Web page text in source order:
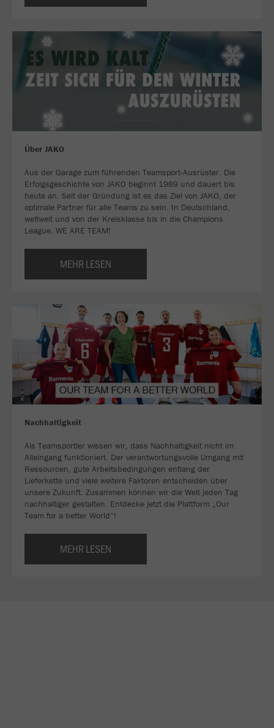
Über JAKO
Aus der Garage zum führenden Teamsport-Ausrüster. Die
Erfolgsgeschichte von JAKO beginnt 1989 und dauert bis
heute an. Seit der Gründung ist es das Ziel von JAKO, der
optimale Partner für alle Teams zu sein. In Deutschland,
weltweit und von der Kreisklasse bis in die Champions
League. WE ARE TEAM!
MEHR LESEN
Nachhaltigkeit
Als Teamsportler wissen wir, dass Nachhaltigkeit nicht im
Alleingang funktioniert. Der verantwortungsvolle Umgang mit
Ressourcen, gute Arbeitsbedingungen entlang der
Lieferkette und viele weitere Faktoren entscheiden über
unsere Zukunft. Zusammen können wir die Welt jeden Tag
nachhaltiger gestalten. Entdecke jetzt die Plattform „Our
Team for a better World“!
MEHR LESEN